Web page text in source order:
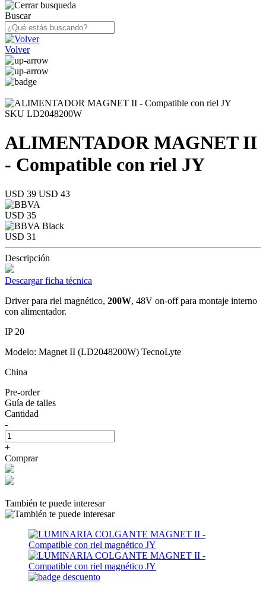
Buscar
Volver
SKU LD2048200W
ALIMENTADOR MAGNET II
- Compatible con riel JY
USD 39 USD 43
USD 35
USD 31
Descripción
Descargar ficha técnica
Driver para riel magnético, 200W, 48V on-off para montaje interno
con alimentador.
IP 20
Modelo: Magnet II (LD2048200W) TecnoLyte
China
Pre-order
Guía de talles
Cantidad
-
+
Comprar
También te puede interesar